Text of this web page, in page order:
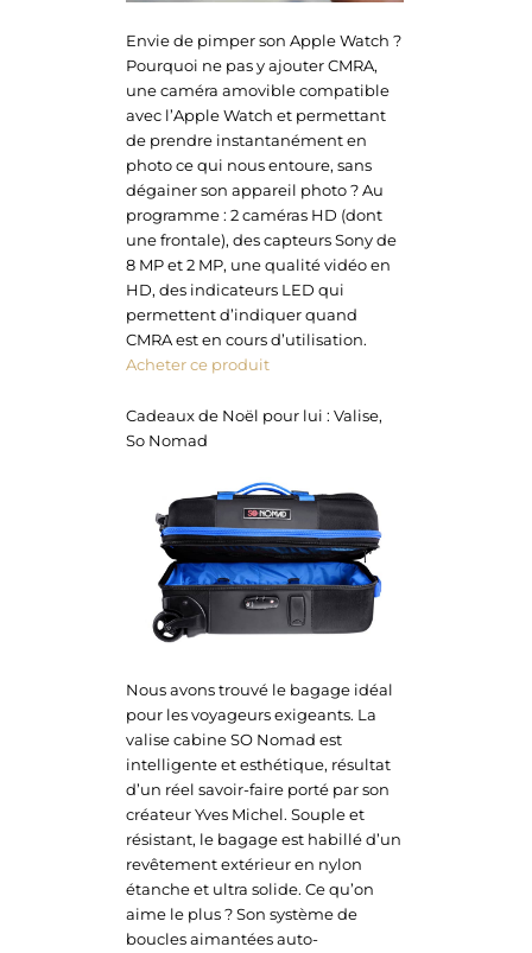
Envie de pimper son Apple Watch ?
Pourquoi ne pas y ajouter CMRA,
une caméra amovible compatible
avec l’Apple Watch et permettant
de prendre instantanément en
photo ce qui nous entoure, sans
dégainer son appareil photo ? Au
programme : 2 caméras HD (dont
une frontale), des capteurs Sony de
8 MP et 2 MP, une qualité vidéo en
HD, des indicateurs LED qui
permettent d’indiquer quand
CMRA est en cours d’utilisation.
Acheter ce produit
Cadeaux de Noël pour lui : Valise,
So Nomad
Nous avons trouvé le bagage idéal
pour les voyageurs exigeants. La
valise cabine SO Nomad est
intelligente et esthétique, résultat
d’un réel savoir-faire porté par son
créateur Yves Michel. Souple et
résistant, le bagage est habillé d’un
revêtement extérieur en nylon
étanche et ultra solide. Ce qu’on
aime le plus ? Son système de
boucles aimantées auto-